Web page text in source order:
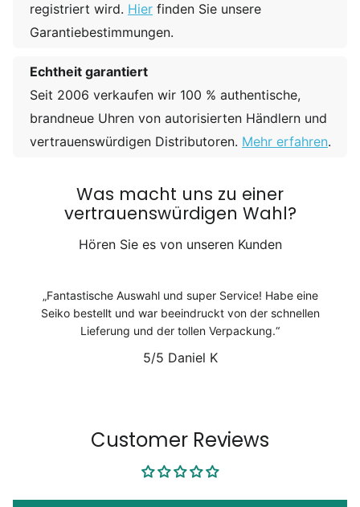
registriert wird. Hier finden Sie unsere
Garantiebestimmungen.
Echtheit garantiert
Seit 2006 verkaufen wir 100 % authentische,
brandneue Uhren von autorisierten Händlern und
vertrauenswürdigen Distributoren. Mehr erfahren.
Was macht uns zu einer
vertrauenswürdigen Wahl?
Hören Sie es von unseren Kunden
Fantastische Auswahl und super Service! Habe eine
Seiko bestellt und war beeindruckt von der schnellen
Lieferung und der tollen Verpackung.
5/5 Daniel K
Customer Reviews